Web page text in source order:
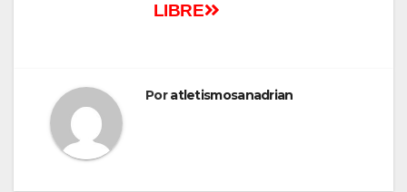
LIBRE
Poratletismosanadrian